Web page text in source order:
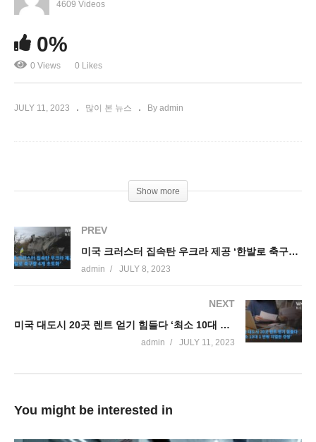
19%, 건강보험 25%, 휘발유 27% 급락
4609 Videos
0%
0 Views 0 Likes
JULY 11, 2023 많이 본 뉴스 By admin
Show more
PREV
미국 크러스터 집속탄 우크라 제공 ‘한발로 축구장 4개 초토화’
admin JULY 8, 2023
NEXT
미국 대도시 20곳 렌트 얻기 힘들다 ‘최소 10대 1 안팎 치열한 경쟁’
admin JULY 11, 2023
You might be interested in